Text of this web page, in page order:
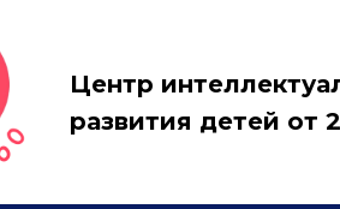
Центр
развития детей от